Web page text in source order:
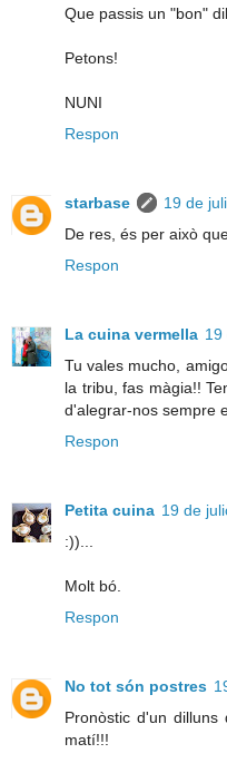
Que passis un "bon"
Petons!
NUNI
Respon
starbase
19 de
De res, és per això
Respon
La cuina vermella 19
Tu vales mucho,
la tribu, fas màgia!!
d'alegrar-nos sempre
Respon
Petita cuina 19 de
:))...
Molt bó.
Respon
No tot són postres
Pronòstic d'un
matí!!!